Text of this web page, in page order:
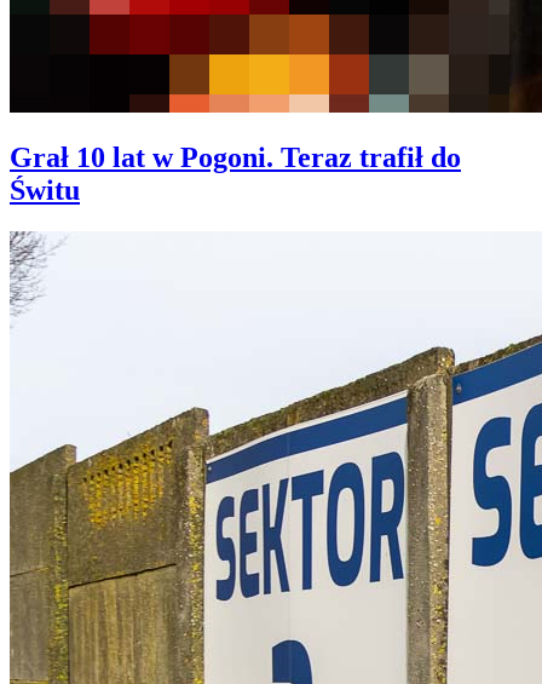
Grał 10 lat w Pogoni. Teraz trafił do
Świtu